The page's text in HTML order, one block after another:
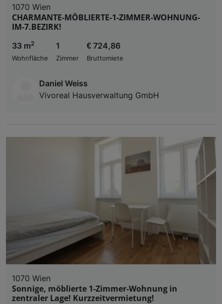
1070 Wien
CHARMANTE-MÖBLIERTE-1-ZIMMER-WOHNUNG-
IM-7.BEZIRK!
33 m2
Wohnfläche
1
Zimmer
€ 724,86
Bruttomiete
Daniel Weiss
Vivoreal Hausverwaltung GmbH
1070 Wien
Sonnige, möblierte 1-Zimmer-Wohnung in
zentraler Lage! Kurzzeitvermietung!